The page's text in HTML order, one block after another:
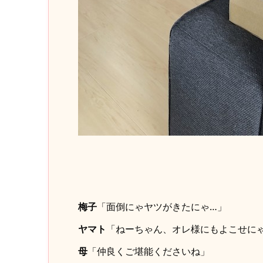
梅子「面倒にゃヤツがきたにゃ…」
ヤマト 「ねーちゃん、オレ様にもよこせに
母「仲良くご堪能くださいね」